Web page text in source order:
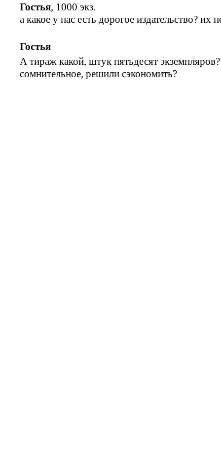
Гостья, 1000 экз.
а какое у нас есть дорогое издательство? их
Гостья
А тираж какой, штук пятьдесят
сомнительное, решили сэкономить?